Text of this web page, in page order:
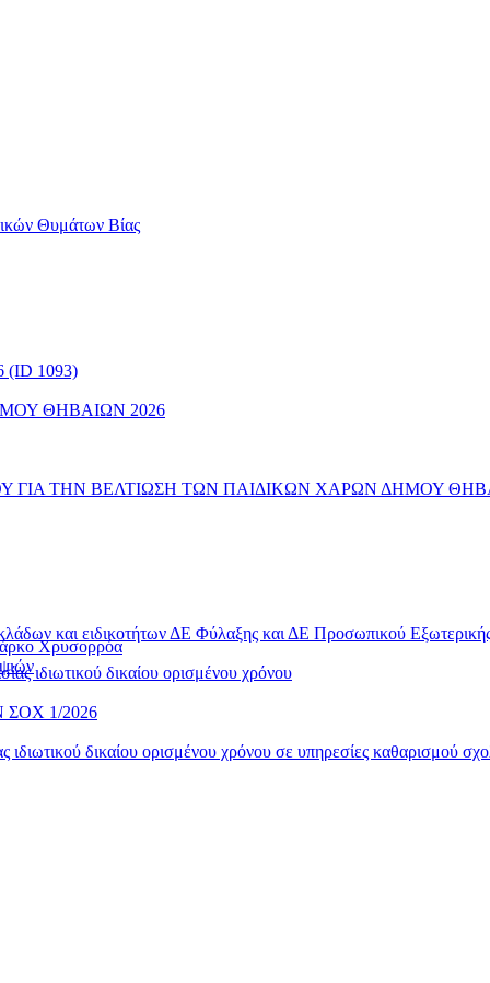
Θυμάτων Βίας
Χρυσορρόα
(ID 1093)
ΘΗΒΑΙΩΝ 2026
ΤΗΝ ΒΕΛΤΙΩΣΗ ΤΩΝ ΠΑΙΔΙΚΩΝ ΧΑΡΩΝ ΔΗΜΟΥ
και ειδικοτήτων ΔΕ Φύλαξης και ΔΕ Προσωπικού
ιδιωτικού δικαίου ορισμένου χρόνου
1/2026
δικαίου ορισμένου χρόνου σε υπηρεσίες καθαρισμού